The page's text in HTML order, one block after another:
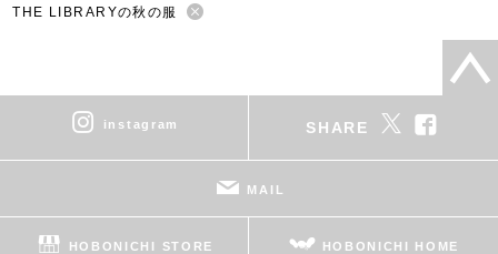
THE LIBRARYの秋の服
instagram SHARE
MAIL
HOBONICHI STORE HOBONICHI HOME